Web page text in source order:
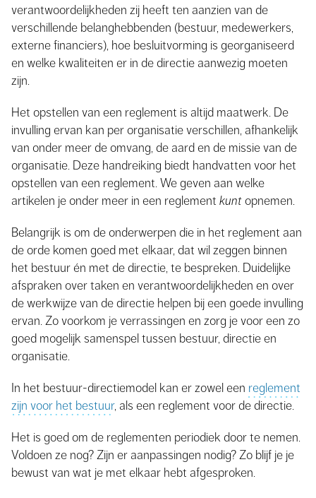
verantwoordelijkheden zij heeft ten aanzien van de
verschillende belanghebbenden (bestuur, medewerkers,
externe financiers), hoe besluitvorming is georganiseerd
en welke kwaliteiten er in de directie aanwezig moeten
zijn.
Het opstellen van een reglement is altijd maatwerk. De
invulling ervan kan per organisatie verschillen, afhankelijk
van onder meer de omvang, de aard en de missie van de
organisatie. Deze handreiking biedt handvatten voor het
opstellen van een reglement. We geven aan welke
artikelen je onder meer in een reglement kunt opnemen.
Belangrijk is om de onderwerpen die in het reglement aan
de orde komen goed met elkaar, dat wil zeggen binnen
het bestuur én met de directie, te bespreken. Duidelijke
afspraken over taken en verantwoordelijkheden en over
de werkwijze van de directie helpen bij een goede invulling
ervan. Zo voorkom je verrassingen en zorg je voor een zo
goed mogelijk samenspel tussen bestuur, directie en
organisatie.
In het bestuur-directiemodel kan er zowel een reglement
zijn voor het bestuur, als een reglement voor de directie.
Het is goed om de reglementen periodiek door te nemen.
Voldoen ze nog? Zijn er aanpassingen nodig? Zo blijf je je
bewust van wat je met elkaar hebt afgesproken.